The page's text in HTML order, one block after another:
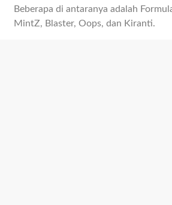
Beberapa di antaranya adalah
MintZ, Blaster, Oops, dan Kiranti.